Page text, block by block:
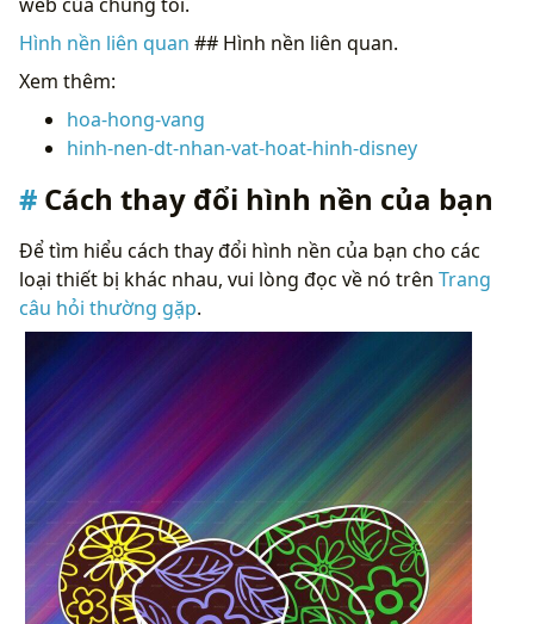
Hình nền liên quan ## Hình nền liên quan.
Xem thêm:
hoa-hong-vang
hinh-nen-dt-nhan-vat-hoat-hinh-disney
Cách thay đổi hình nền của bạn
Để tìm hiểu cách thay đổi hình nền của bạn cho các
loại thiết bị khác nhau, vui lòng đọc về nó trên Trang
câu hỏi thường gặp.